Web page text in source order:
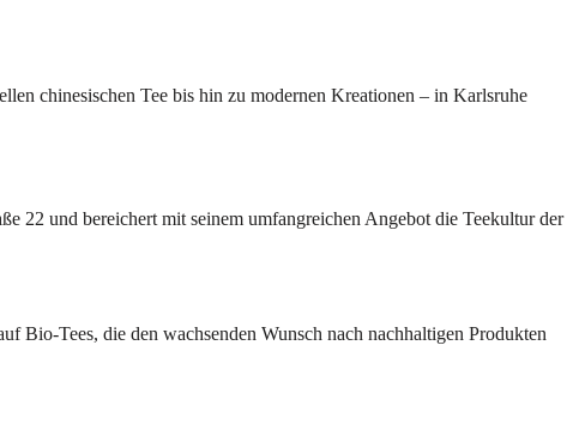
chinesischen Tee bis hin zu modernen Kreationen – in Karlsruhe
22 und bereichert mit seinem umfangreichen Angebot die Teekultur der
Bio-Tees, die den wachsenden Wunsch nach nachhaltigen Produkten